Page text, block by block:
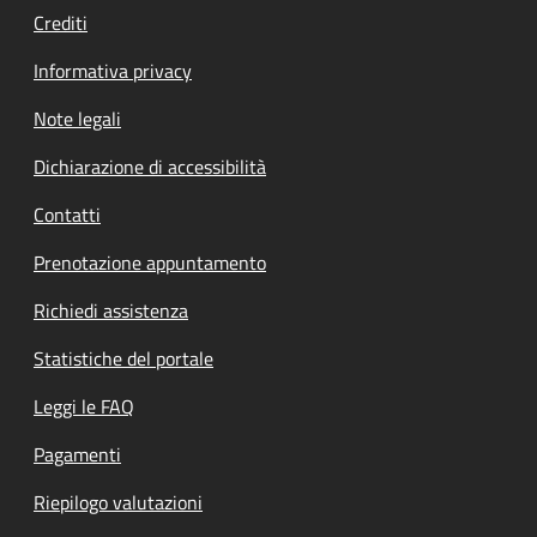
Crediti
Informativa privacy
Note legali
Dichiarazione di accessibilità
Contatti
Prenotazione appuntamento
Richiedi assistenza
Statistiche del portale
Leggi le FAQ
Pagamenti
Riepilogo valutazioni